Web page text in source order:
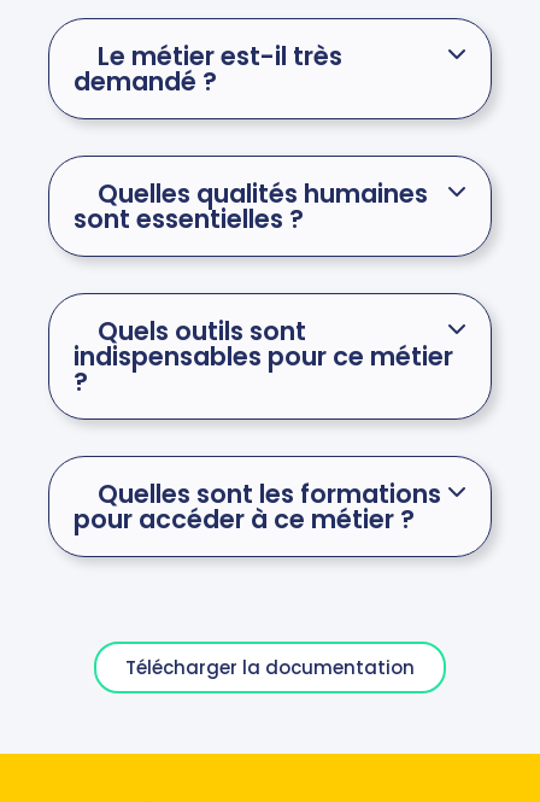
Le métier est-il très
demandé ?
Quelles qualités humaines
sont essentielles ?
Quels outils sont
indispensables pour ce métier
?
Quelles sont les formations
pour accéder à ce métier ?
Télécharger la documentation